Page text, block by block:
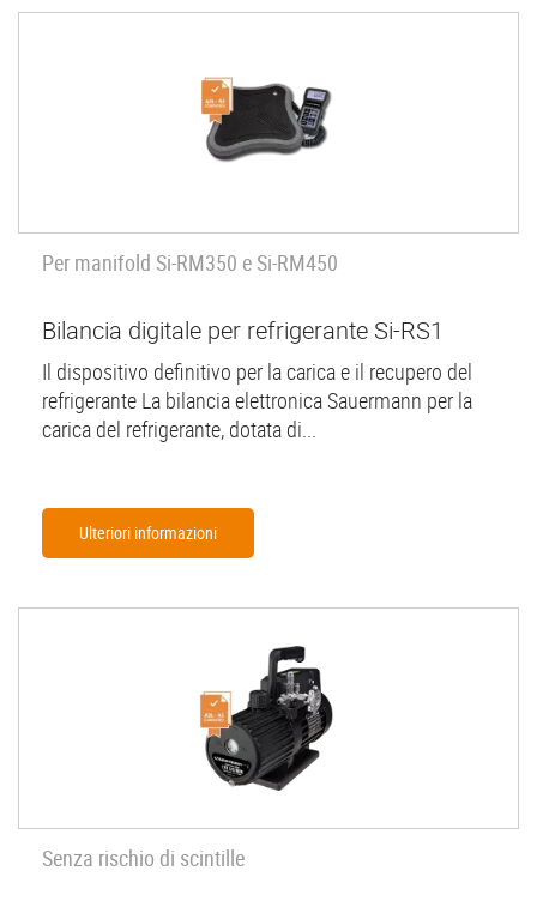
Per manifold Si-RM350 e Si-RM450
Bilancia digitale per refrigerante Si-RS1
Il dispositivo definitivo per la carica e il recupero del
refrigerante La bilancia elettronica Sauermann per la
carica del refrigerante, dotata di...
Ulteriori informazioni
Senza rischio di scintille